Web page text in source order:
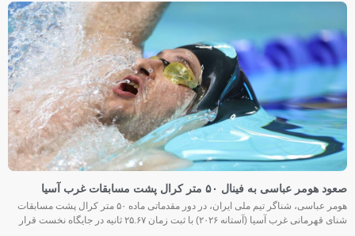
صعود هومر عباسی به فینال ۵۰ متر کرال پشت مسابقات غرب آسیا
هومر عباسی، شناگر تیم ملی ایران، در دور مقدماتی ماده ۵۰ متر کرال پشت مسابقات
شنای قهرمانی غرب آسیا (آستانه ۲۰۲۶) با ثبت زمان ۲۵.۶۷ ثانیه در جایگاه نخست قرار